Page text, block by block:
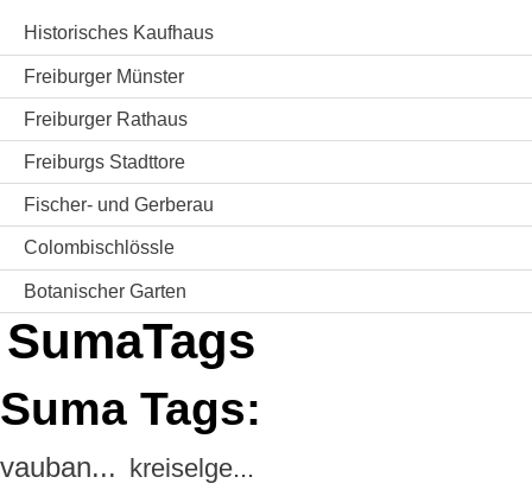
Historisches Kaufhaus
Freiburger Münster
Freiburger Rathaus
Freiburgs Stadttore
Fischer- und Gerberau
Colombischlössle
Botanischer Garten
SumaTags
Suma Tags:
vauban... kreiselge...